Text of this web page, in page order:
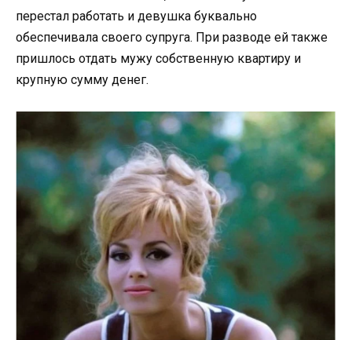
перестал работать и девушка буквально
обеспечивала своего супруга. При разводе ей также
пришлось отдать мужу собственную квартиру и
крупную сумму денег.